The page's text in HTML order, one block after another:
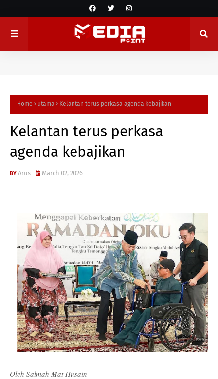
Home utama Kelantan terus perkasa agenda kebajikan
Kelantan terus perkasa
agenda kebajikan
Arus March 02, 2026
Oleh Salmah Mat Husain |